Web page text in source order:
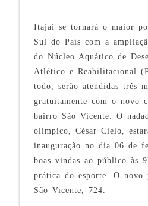
Itajaí se tornará o maior
Sul do País com a
do Núcleo Aquático de
Atlético e Reabilitacional
todo, serão atendidas três
gratuitamente com o novo
bairro São Vicente. O
olímpico, César Cielo,
inauguração no dia 06 de
boas vindas ao público às
prática do esporte. O novo
São Vicente, 724.